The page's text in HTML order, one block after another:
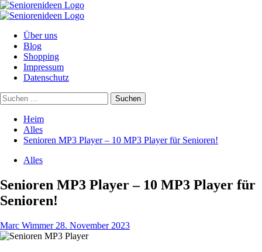
Zum
Inhalt
Primäres
Über uns
Blog
Shopping
Impressum
Datenschutz
Suchen
nach:
Heim
Alles
Senioren MP3 Player – 10 MP3 Player für Senioren!
Alles
Senioren MP3 Player – 10 MP3 Player für
Senioren!
Marc Wimmer 28. November 2023